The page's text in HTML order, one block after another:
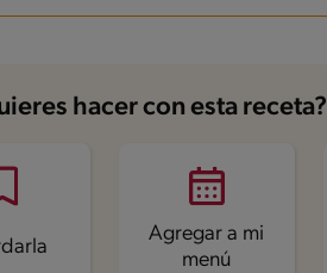
148.4 kcal
1.5 ghacer con esta receta?
Agregar a mi
menú